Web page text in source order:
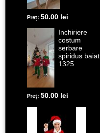
Preț: 50.00 lei
Inchiriere
costum
serbare
spiridus baiat
1325
Preț: 50.00 lei